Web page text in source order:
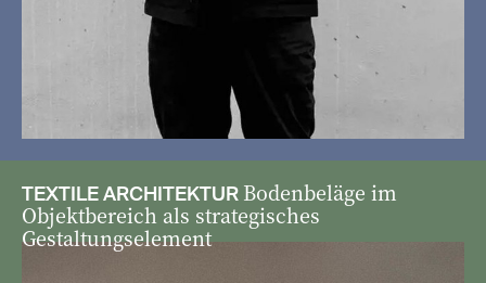
TEXTILE ARCHITEKTUR Bodenbeläge im
Objektbereich als strategisches
Gestaltungselement